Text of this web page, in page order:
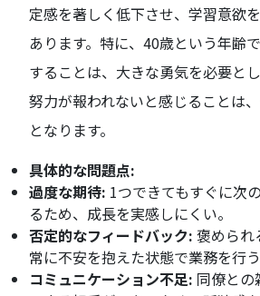
定感を著しく低下させ、学習意欲
あります。特に、40歳という年齢
することは、大きな勇気を必要と
努力が報われないと感じることは
となります。
具体的な問題点:
過度な期待: 1つできてもすぐに次
るため、成長を実感しにくい。
否定的なフィードバック: 褒められ
常に不安を抱えた状態で業務を行
コミュニケーション不足: 同僚と